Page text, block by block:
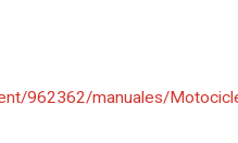
962362/manuales/